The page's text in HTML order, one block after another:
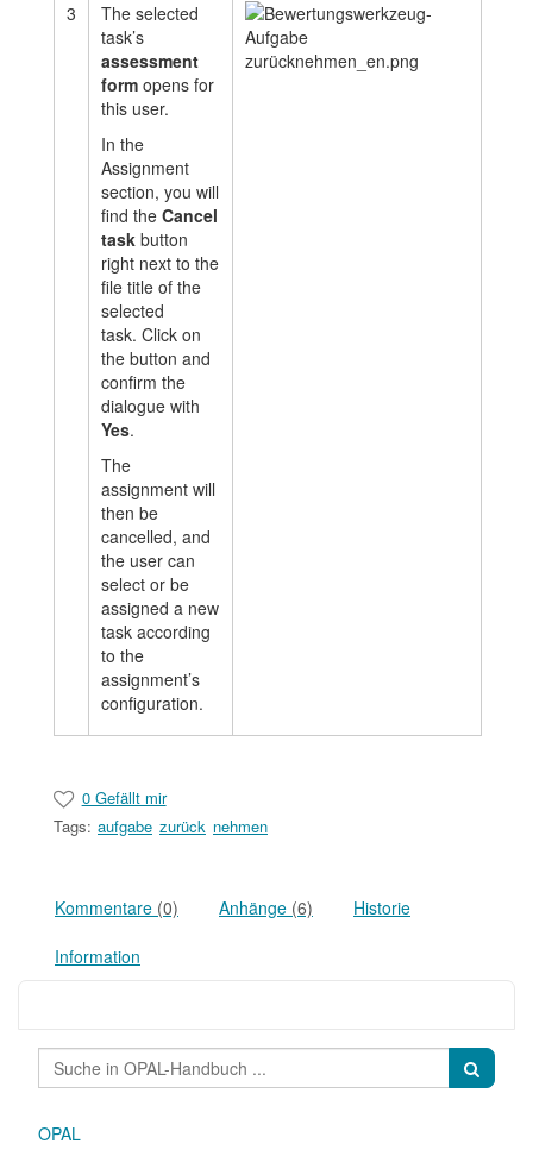
3
The selected
task’s
assessment
formopens for
this user.
In the
Assignment
section, you will
find the Cancel
taskbutton
right next to the
file title of the
selected
task. Click on
the button and
confirm the
dialogue with
Yes.
The
assignment will
then be
cancelled, and
the user can
select or be
assigned a new
task according
to the
assignment’s
configuration.
0 Gefällt mir
Tags: aufgabe zurück nehmen
Kommentare (0) Anhänge (6) Historie
Information
OPAL